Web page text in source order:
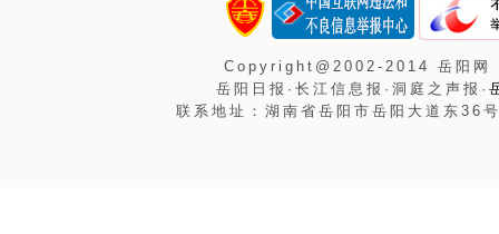
Copyright@2002-2014 岳阳
岳阳日报·长江信息报·洞庭之声报·
联系地址：湖南省岳阳市岳阳大道东